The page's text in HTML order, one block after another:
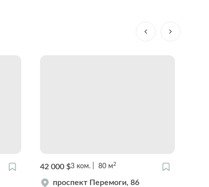
42 000 $3 ком. 80 м2
проспект Перемоги, 86